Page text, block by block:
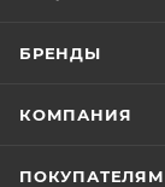
БРЕНДЫ
КОМПАНИЯ
ПОКУПАТЕЛЯМ